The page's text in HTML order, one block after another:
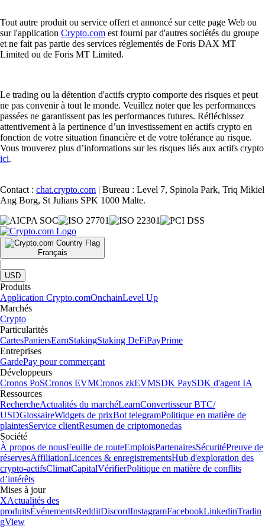
Tout autre produit ou service offert et annoncé sur cette page Web ou
sur l'application Crypto.com est fourni par d'autres sociétés du groupe
et ne fait pas partie des services réglementés de Foris DAX MT
Limited ou de Foris MT Limited.
Le trading ou la détention d'actifs crypto comporte des risques et peut
ne pas convenir à tout le monde. Veuillez noter que les performances
passées ne garantissent pas les performances futures. Réfléchissez
attentivement à la pertinence d’un investissement en actifs crypto en
fonction de votre situation financière et de votre tolérance au risque.
Vous trouverez plus d’informations sur les risques liés aux actifs crypto
ici.
Contact : chat.crypto.com | Bureau : Level 7, Spinola Park, Triq Mikiel
Ang Borg, St Julians SPK 1000 Malte.
Français
|
USD
Produits
Application Crypto.comOnchainLevel Up
Marchés
Crypto
Particularités
CartesPaniersEarnStakingStaking DeFiPayPrime
Entreprises
GardePay pour commerçant
Développeurs
Cronos PoSCronos EVMCronos zkEVMSDK PaySDK d'agent IA
Ressources
RechercheActualités du marchéLearnConvertisseur BTC/
USDGlossaireWidgets de prixBot telegramPolitique en matière de
plaintesService clientResumen de criptomonedas
Société
À propos de nousFeuille de routeEmploisPartenairesSécuritéPreuve de
réservesAffiliationLicences & enregistrementsHub d'exploration des
crypto-actifsClimatCapitalVérifierPolitique en matière de conflits
d’intérêts
Mises à jour
XActualités des
produitsÉvénementsRedditDiscordInstagramFacebookLinkedinTradin
gView